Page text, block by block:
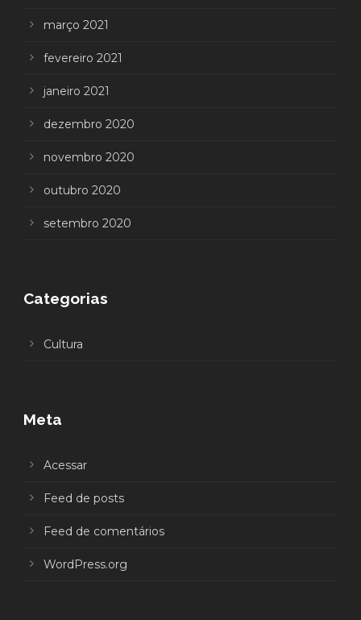
março 2021
fevereiro 2021
janeiro 2021
dezembro 2020
novembro 2020
outubro 2020
setembro 2020
Categorias
Cultura
Meta
Acessar
Feed de posts
Feed de comentários
WordPress.org